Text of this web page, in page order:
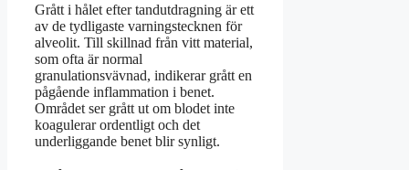
Grått i hålet efter tandutdragning är ett
av de tydligaste varningstecknen för
alveolit. Till skillnad från vitt material,
som ofta är normal
granulationsvävnad, indikerar grått en
pågående inflammation i benet.
Området ser grått ut om blodet inte
koagulerar ordentligt och det
underliggande benet blir synligt.